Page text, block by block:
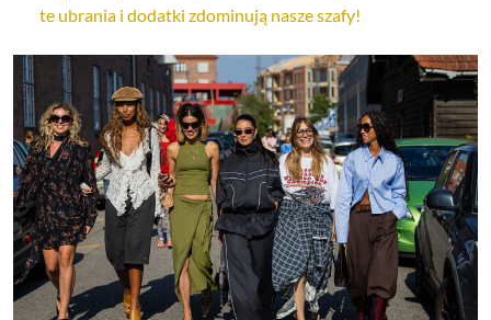
te ubrania i dodatki zdominują nasze szafy!